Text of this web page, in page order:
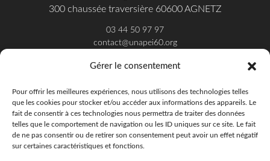
Gérer le consentement
Pour offrir les meilleures expériences, nous utilisons des technologies telles
que les cookies pour stocker et/ou accéder aux informations des appareils. Le
fait de consentir à ces technologies nous permettra de traiter des données
telles que le comportement de navigation ou les ID uniques sur ce site. Le fait
de ne pas consentir ou de retirer son consentement peut avoir un effet négatif
sur certaines caractéristiques et fonctions.
300 chaussée traversière 60600 AGNETZ
03 44 50 97 97
contact@unapei60.org